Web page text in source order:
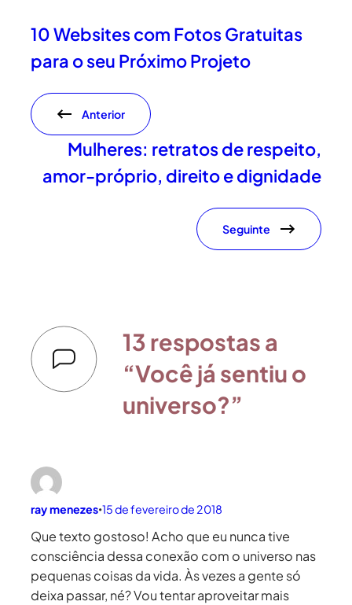
10 Websites com Fotos Gratuitas
para o seu Próximo Projeto
Anterior
Mulheres: retratos de respeito,
amor-próprio, direito e dignidade
Seguinte
13 respostas a
“Você já sentiu o
universo?”
ray menezes•15 de fevereiro de 2018
Que texto gostoso! Acho que eu nunca tive
consciência dessa conexão com o universo nas
pequenas coisas da vida. Às vezes a gente só
deixa passar, né? Vou tentar aproveitar mais